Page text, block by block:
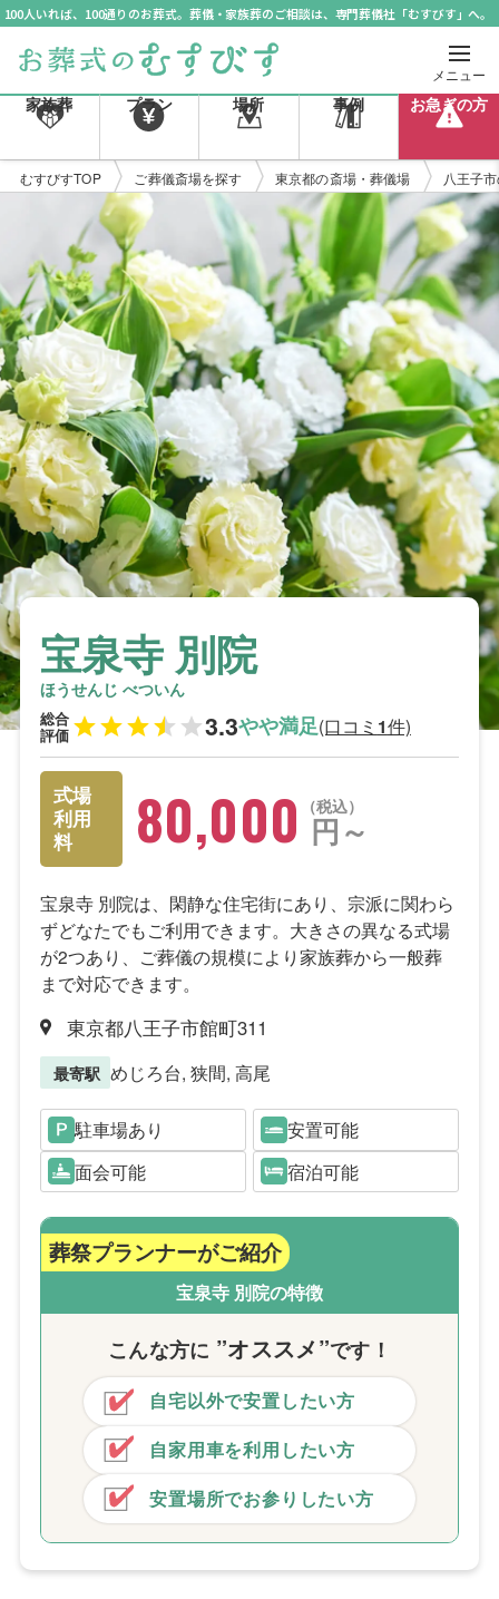
100人いれば、100通りのお葬式。葬儀・家族葬のご相談は、専門葬儀社「むすびす」へ。
メニュー
家族葬 プラン 場所 事例 お急ぎの方
むすびすTOP ご葬儀斎場を探す 東京都の斎場・葬儀場 八王子
宝泉寺 別院
ほうせんじ べついん
総合
評価 3.3やや満足(口コミ 1件)
式場
利用
料
税込
80,000 円～
宝泉寺 別院は、閑静な住宅街にあり、宗派に関わら
ずどなたでもご利用できます。大きさの異なる式場
が2つあり、ご葬儀の規模により家族葬から一般葬
まで対応できます。
東京都八王子市館町311
最寄駅 めじろ台, 狭間, 高尾
駐車場あり
安置可能
面会可能
宿泊可能
葬祭プランナーがご紹介
宝泉寺 別院の特徴
こんな方に ”オススメ”です！
自宅以外で安置したい方
自家用車を利用したい方
安置場所でお参りしたい方